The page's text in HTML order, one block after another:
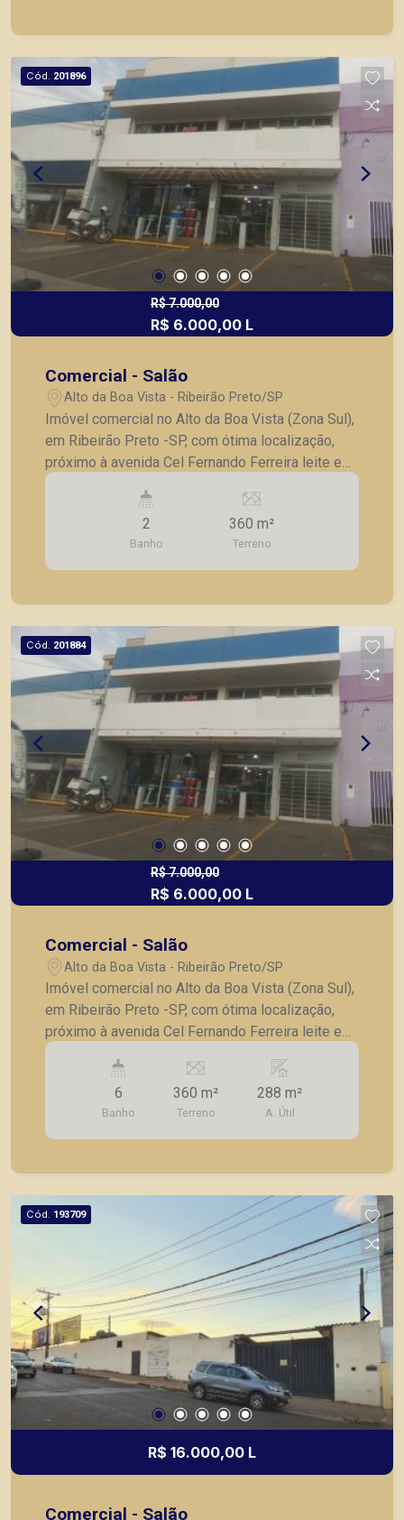
Cód. 201896
R$ 7.000,00
R$ 6.000,00 L
Comercial - Salão
Alto da Boa Vista - Ribeirão Preto/SP
Imóvel comercial no Alto da Boa Vista (Zona Sul),
em Ribeirão Preto -SP, com ótima localização,
próximo à avenida Cel Fernando Ferreira leite e
João Fiúsa, na parte superior, contendo: - Amplos
salões com vão livre; - Ambientes com ares
condicionados; - Divisórias em Drywall (podendo
ser retiradas) - Várias salas; - Banheiros
masculinos e femininos; - Lavabo; - Copa/
2
Banho
360 m²
Terreno
Cód. 201884
R$ 7.000,00
R$ 6.000,00 L
Comercial - Salão
Alto da Boa Vista - Ribeirão Preto/SP
Imóvel comercial no Alto da Boa Vista (Zona Sul),
em Ribeirão Preto -SP, com ótima localização,
próximo à avenida Cel Fernando Ferreira leite e
João Fiúsa, na parte superior, contendo: - Amplos
salões com vão livre; - Ambientes com ares
condicionados; - Divisórias em Drywall (podendo
ser retiradas) - Várias salas; - Banheiros
masculinos e femininos; - Lavabo; - Iluminação
6
Banho
360 m²
Terreno
288 m²
A. Útil
Cód. 193709
R$ 16.000,00 L
Comercial - Salão